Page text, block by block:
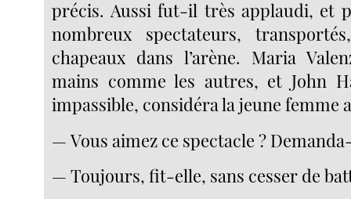
précis. Aussi fut-il très applaudi, et
nombreux spectateurs,
chapeaux dans l’arène. Maria
mains comme les autres, et John
impassible, considéra la jeune femme
— Vous aimez ce spectacle ?
— Toujours, fit-elle, sans cesser de